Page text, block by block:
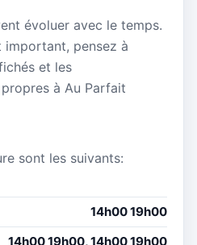
évoluer avec le temps.
important, pensez à
et les
à Au Parfait
sont les suivants:
14h00 19h00
14h00 19h00, 14h00 19h00